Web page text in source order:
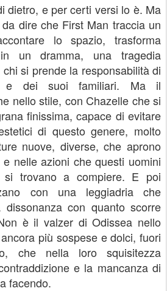
dietro, e per certi versi lo è. Ma
dire che First Man traccia un
lo spazio, trasforma
un dramma, una tragedia
si prende la responsabilità di
e dei suoi familiari. Ma il
nello stile, con Chazelle che si
finissima, capace di evitare
di questo genere, molto
nuove, diverse, che aprono
nelle azioni che questi uomini
trovano a compiere. E poi
con una leggiadria che
con quanto scorre
è il valzer di Odissea nello
più sospese e dolci, fuori
che nella loro squisitezza
e la mancanza di
facendo.